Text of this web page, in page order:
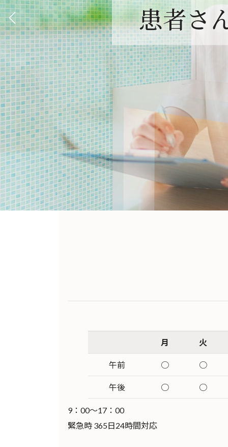
患者さ
患者さ
月 火
午前 ○ ○
午後 ○ ○
9：00～17：00
緊急時 365日24時間対応